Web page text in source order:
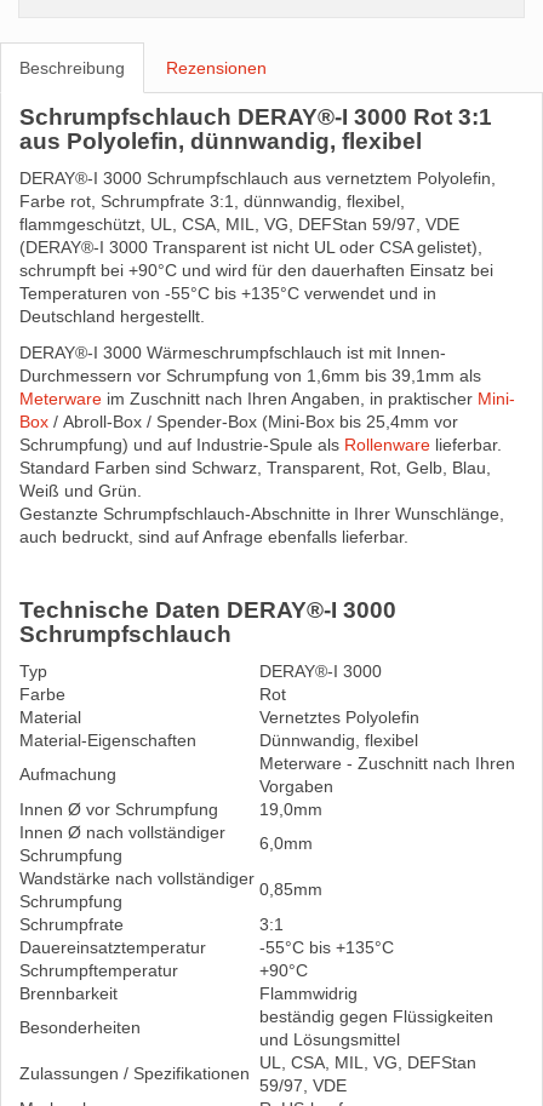
Beschreibung Rezensionen
Schrumpfschlauch DERAY®-I 3000 Rot 3:1
aus Polyolefin, dünnwandig, flexibel
DERAY®-I 3000 Schrumpfschlauch aus vernetztem Polyolefin,
Farbe rot, Schrumpfrate 3:1, dünnwandig, flexibel,
flammgeschützt, UL, CSA, MIL, VG, DEFStan 59/97, VDE
(DERAY®-I 3000 Transparent ist nicht UL oder CSA gelistet),
schrumpft bei +90°C und wird für den dauerhaften Einsatz bei
Temperaturen von -55°C bis +135°C verwendet und in
Deutschland hergestellt.
DERAY®-I 3000 Wärmeschrumpfschlauch ist mit Innen-
Durchmessern vor Schrumpfung von 1,6mm bis 39,1mm als
Meterware im Zuschnitt nach Ihren Angaben, in praktischer Mini-
Box / Abroll-Box / Spender-Box (Mini-Box bis 25,4mm vor
Schrumpfung) und auf Industrie-Spule als Rollenware lieferbar.
Standard Farben sind Schwarz, Transparent, Rot, Gelb, Blau,
Weiß und Grün.
Gestanzte Schrumpfschlauch-Abschnitte in Ihrer Wunschlänge,
auch bedruckt, sind auf Anfrage ebenfalls lieferbar.
Technische Daten DERAY®-I 3000
Schrumpfschlauch
Typ
DERAY®-I 3000
Farbe
Rot
Material
Vernetztes Polyolefin
Material-Eigenschaften
Dünnwandig, flexibel
Aufmachung
Meterware - Zuschnitt nach Ihren
Vorgaben
Innen Ø vor Schrumpfung
19,0mm
Innen Ø nach vollständiger
Schrumpfung
6,0mm
Wandstärke nach vollständiger
Schrumpfung
0,85mm
Schrumpfrate
3:1
Dauereinsatztemperatur
-55°C bis +135°C
Schrumpftemperatur
+90°C
Brennbarkeit
Flammwidrig
Besonderheiten
beständig gegen Flüssigkeiten
und Lösungsmittel
Zulassungen / Spezifikationen
UL, CSA, MIL, VG, DEFStan
59/97, VDE